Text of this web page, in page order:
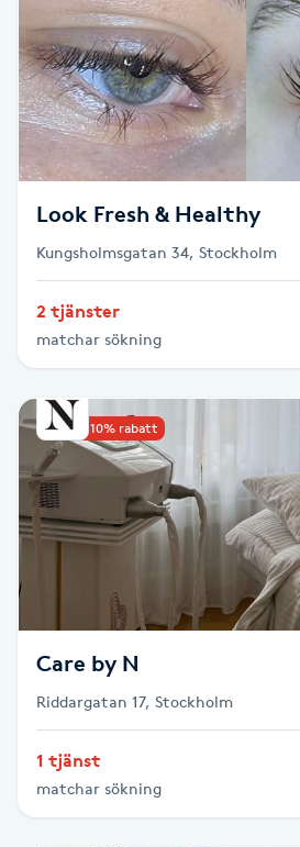
Reikihealing
Reiki massage
Restorative Yoga
Rosacea
Rosenmetoden
Ryggmassage
S
Samtalsterapi
Senioryoga
Shiatsu
Sjukgymnastik
Skalpmassage
Look Fresh & Healthy
Kungsholmsgatan 34, Stockholm
2 tjänster
matchar sökning
Upp till 10% rabatt
Care by N
Riddargatan 17, Stockholm
1 tjänst
matchar sökning